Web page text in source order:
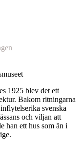
1925 blev det ett
Bakom ritningarna
svenska
och viljan att
han ett hus som än i